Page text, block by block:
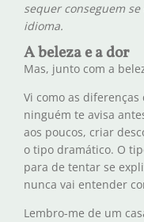
sequer conseguem
idioma.
A beleza e a dor
Mas, junto com a
Vi como as
ninguém te avisa
aos poucos, criar
o tipo dramático. O
para de tentar se
nunca vai entender
Lembro-me de um